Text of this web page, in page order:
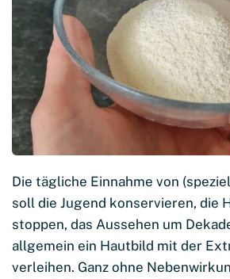
Die tägliche Einnahme von
soll die Jugend konservieren, die
stoppen, das Aussehen um
allgemein ein Hautbild mit der
verleihen. Ganz ohne